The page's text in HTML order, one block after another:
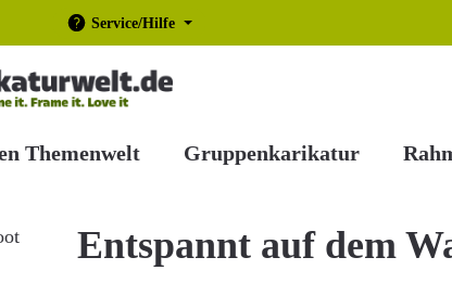
Service/Hilfe
Themenwelt Gruppenkarikatur
Entspannt auf dem